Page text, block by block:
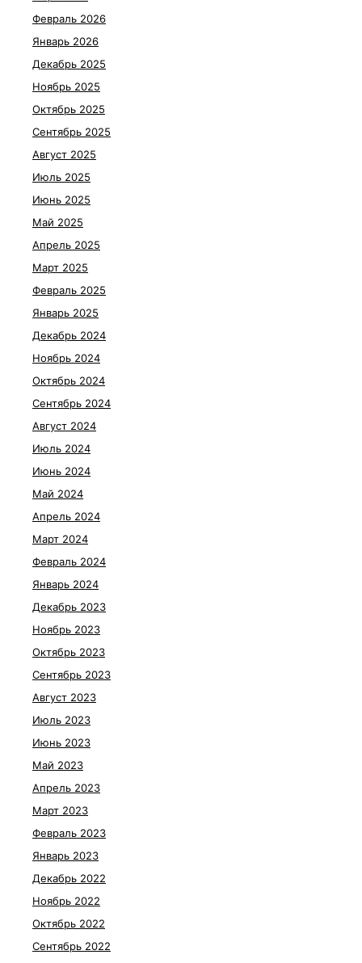
Февраль 2026
Январь 2026
Декабрь 2025
Ноябрь 2025
Октябрь 2025
Сентябрь 2025
Август 2025
Июль 2025
Июнь 2025
Май 2025
Апрель 2025
Март 2025
Февраль 2025
Январь 2025
Декабрь 2024
Ноябрь 2024
Октябрь 2024
Сентябрь 2024
Август 2024
Июль 2024
Июнь 2024
Май 2024
Апрель 2024
Март 2024
Февраль 2024
Январь 2024
Декабрь 2023
Ноябрь 2023
Октябрь 2023
Сентябрь 2023
Август 2023
Июль 2023
Июнь 2023
Май 2023
Апрель 2023
Март 2023
Февраль 2023
Январь 2023
Декабрь 2022
Ноябрь 2022
Октябрь 2022
Сентябрь 2022